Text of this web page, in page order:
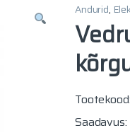
Andurid,
Saadavus: